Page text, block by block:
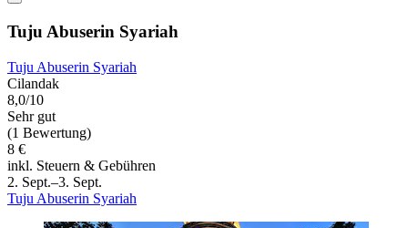
Tuju Abuserin Syariah
Tuju Abuserin Syariah
Cilandak
8,0/10
Sehr gut
(1 Bewertung)
8 €
inkl. Steuern & Gebühren
2. Sept.–3. Sept.
Tuju Abuserin Syariah